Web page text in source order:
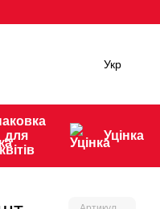
Укр
для
квітів
Уцінка